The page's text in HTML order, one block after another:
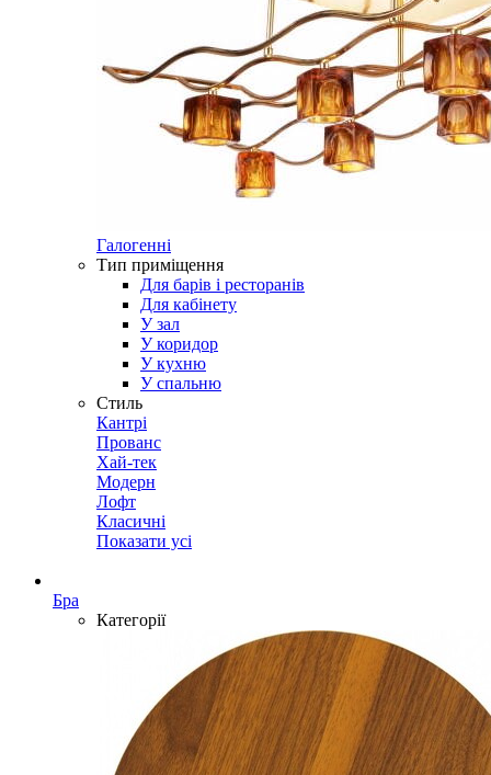
Галогенні
Тип приміщення
Для барів і ресторанів
Для кабінету
У зал
У коридор
У кухню
У спальню
Стиль
Кантрі
Прованс
Хай-тек
Модерн
Лофт
Класичні
Показати усі
Бра
Категорії